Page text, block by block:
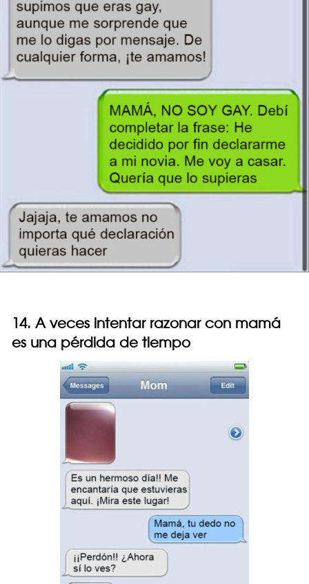
14. A veces intentar razonar con mamá
es una pérdida de tiempo